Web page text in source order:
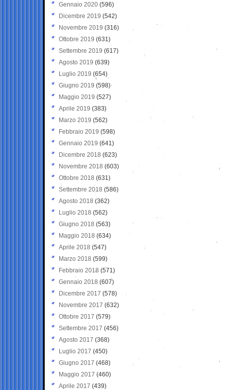
Gennaio 2020 (596)
Dicembre 2019 (542)
Novembre 2019 (316)
Ottobre 2019 (631)
Settembre 2019 (617)
Agosto 2019 (639)
Luglio 2019 (654)
Giugno 2019 (598)
Maggio 2019 (527)
Aprile 2019 (383)
Marzo 2019 (562)
Febbraio 2019 (598)
Gennaio 2019 (641)
Dicembre 2018 (623)
Novembre 2018 (603)
Ottobre 2018 (631)
Settembre 2018 (586)
Agosto 2018 (362)
Luglio 2018 (562)
Giugno 2018 (563)
Maggio 2018 (634)
Aprile 2018 (547)
Marzo 2018 (599)
Febbraio 2018 (571)
Gennaio 2018 (607)
Dicembre 2017 (578)
Novembre 2017 (632)
Ottobre 2017 (579)
Settembre 2017 (456)
Agosto 2017 (368)
Luglio 2017 (450)
Giugno 2017 (468)
Maggio 2017 (460)
Aprile 2017 (439)